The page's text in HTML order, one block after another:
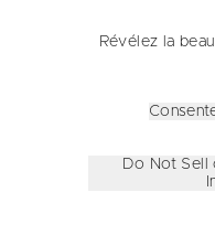
Révélez la
Do Not Sell